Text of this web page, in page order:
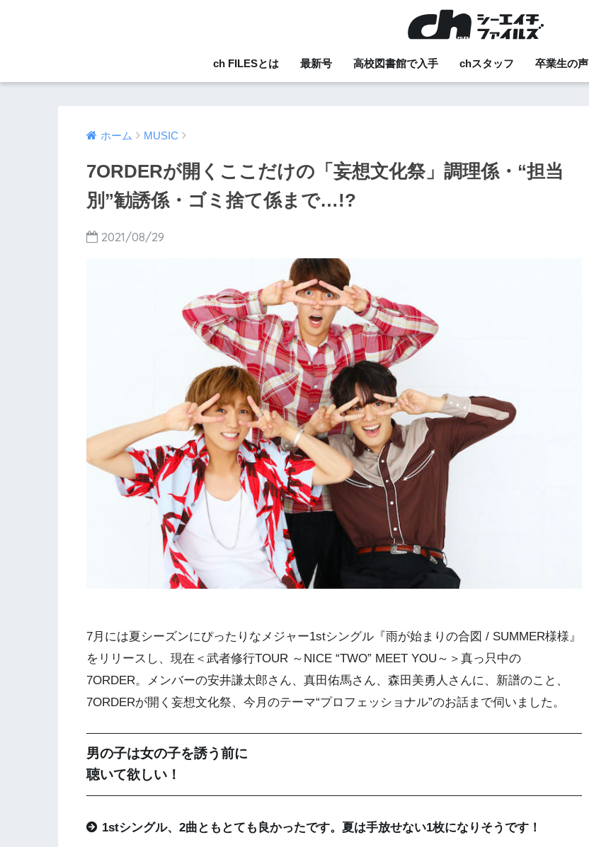
ch FILESとは 最新号 高校図書館で入手 chスタッフ 卒業生の声
ホーム MUSIC
7ORDERが開くここだけの「妄想文化祭」調理係・“担当
別”勧誘係・ゴミ捨て係まで…!?
2021/08/29
7月には夏シーズンにぴったりなメジャー1stシングル『雨が始まりの合図 / SUMMER様様』
をリリースし、現在＜武者修行TOUR ～NICE “TWO” MEET YOU～＞真っ只中の
7ORDER。メンバーの安井謙太郎さん、真田佑馬さん、森田美勇人さんに、新譜のこと、
7ORDERが開く妄想文化祭、今月のテーマ“プロフェッショナル”のお話まで伺いました。
男の子は女の子を誘う前に
聴いて欲しい！
1stシングル、2曲ともとても良かったです。夏は手放せない1枚になりそうです！